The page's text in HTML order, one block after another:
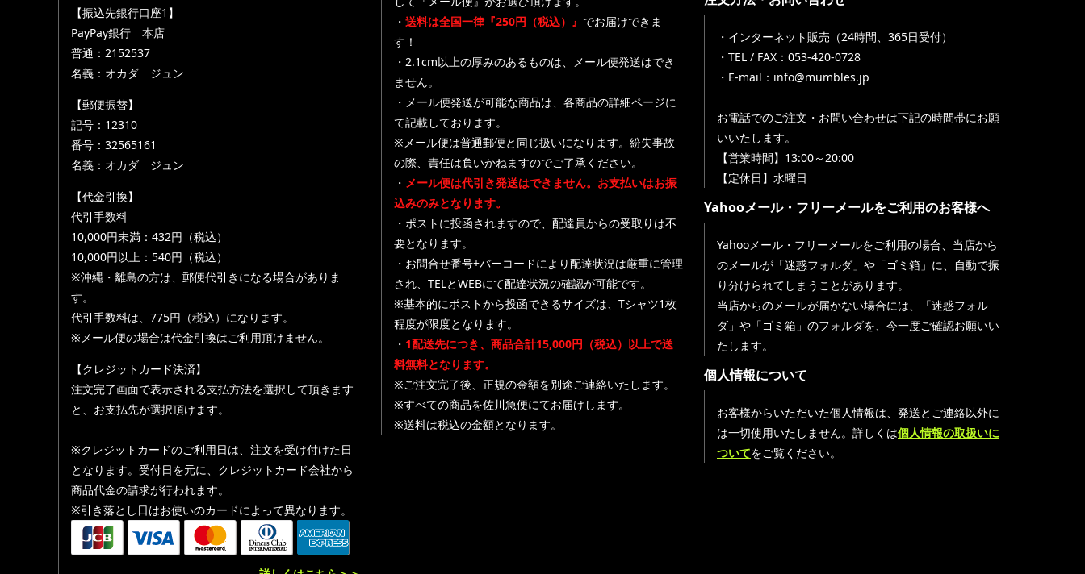
【振込先銀行口座1】
PayPay銀行 本店
普通：2152537
名義：オカダ ジュン
【郵便振替】
記号：12310
番号：32565161
名義：オカダ ジュン
【代金引換】
代引手数料
10,000円未満：432円（税込）
10,000円以上：540円（税込）
※沖縄・離島の方は、郵便代引きになる場合がありま
す。
代引手数料は、775円（税込）になります。
※メール便の場合は代金引換はご利用頂けません。
【クレジットカード決済】
注文完了画面で表示される支払方法を選択して頂きます
と、お支払先が選択頂けます。
※クレジットカードのご利用日は、注文を受け付けた日
となります。受付日を元に、クレジットカード会社から
商品代金の請求が行われます。
※引き落とし日はお使いのカードによって異なります。
・ 送料は全国一律『250円（税込）』 でお届けできま
す！
・2.1cm以上の厚みのあるものは、メール便発送はでき
ません。
・メール便発送が可能な商品は、各商品の詳細ページに
て記載しております。
※メール便は普通郵便と同じ扱いになります。紛失事故
の際、責任は負いかねますのでご了承ください。
・ メール便は代引き発送はできません。お支払いはお振
込みのみとなります。
・ポストに投函されますので、配達員からの受取りは不
要となります。
・お問合せ番号+バーコードにより配達状況は厳重に管理
され、TELとWEBにて配達状況の確認が可能です。
※基本的にポストから投函できるサイズは、Tシャツ1枚
程度が限度となります。
・ 1配送先につき、商品合計15,000円（税込）以上で送
料無料となります。
※ご注文完了後、正規の金額を別途ご連絡いたします。
※すべての商品を佐川急便にてお届けします。
※送料は税込の金額となります。
・インターネット販売（24時間、365日受付）
・TEL / FAX：053-420-0728
・E-mail：info@mumbles.jp
お電話でのご注文・お問い合わせは下記の時間帯にお願
いいたします。
【営業時間】13:00～20:00
【定休日】水曜日
Yahooメール・フリーメールをご利用のお客様へ
Yahooメール・フリーメールをご利用の場合、当店から
のメールが「迷惑フォルダ」や「ゴミ箱」に、自動で振
り分けられてしまうことがあります。
当店からのメールが届かない場合には、「迷惑フォル
ダ」や「ゴミ箱」のフォルダを、今一度ご確認お願いい
たします。
個人情報について
お客様からいただいた個人情報は、発送とご連絡以外に
は一切使用いたしません。詳しくは個人情報の取扱いに
ついてをご覧ください。